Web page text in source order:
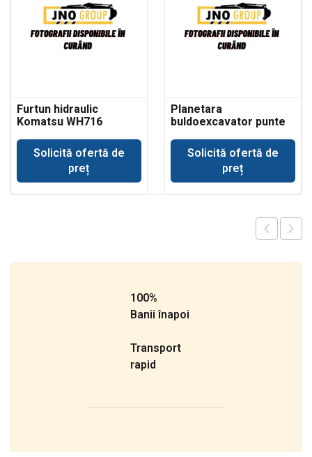
Furtun hidraulic
Komatsu WH716
Solicită ofertă de
preț
Planetara
buldoexcavator punte
Solicită ofertă de
preț
100%
Banii înapoi
Transport
rapid